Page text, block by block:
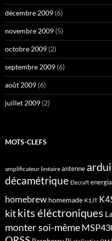
décembre 2009 (6)
novembre 2009 (5)
octobre 2009 (2)
septembre 2009 (6)
août 2009 (6)
juillet 2009 (2)
MOTS-CLEFS
amplificateur linéaire antenne
décamétrique Elecraft energia
homebrew homemade K1JT
kitkits éléctroniques
monter soi-même